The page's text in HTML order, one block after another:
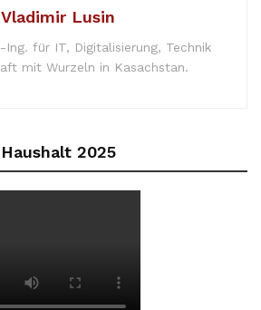
Vladimir Lusin
Ing. für IT, Digitalisierung, Technik
mit Wurzeln in Kasachstan.
2025